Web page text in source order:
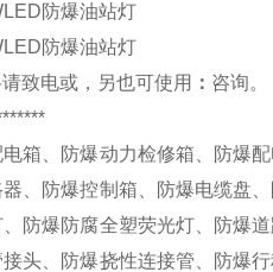
防爆油站灯
防爆油站灯
致电或，另也可使用 ： 咨询。
箱、防爆动力检修箱、防爆
、防爆控制箱、防爆电缆盘
防爆防腐全塑荧光灯、防爆
头、防爆挠性连接管、防爆